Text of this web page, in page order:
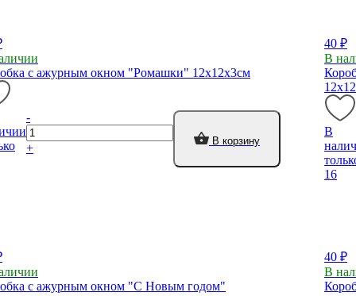
с ажурным окном "Ромашки" 12х12х3см
-
+
В корзину
40 ₽
В
В
16
с ажурным окном "С Новым годом"
40 ₽
В